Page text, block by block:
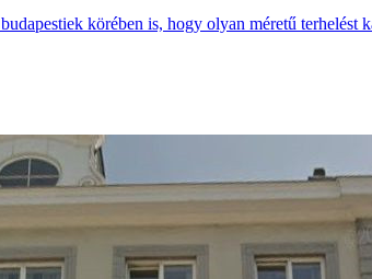
körében is, hogy olyan méretű terhelést